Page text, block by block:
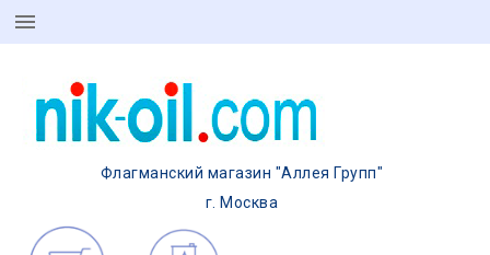
Флагманский магазин "Аллея Групп"
г. Москва